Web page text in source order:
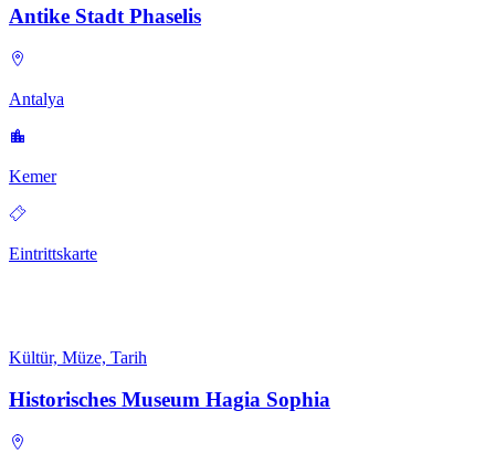
Antike Stadt Phaselis
Antalya
Kemer
Eintrittskarte
Kültür, Müze, Tarih
Historisches Museum Hagia Sophia